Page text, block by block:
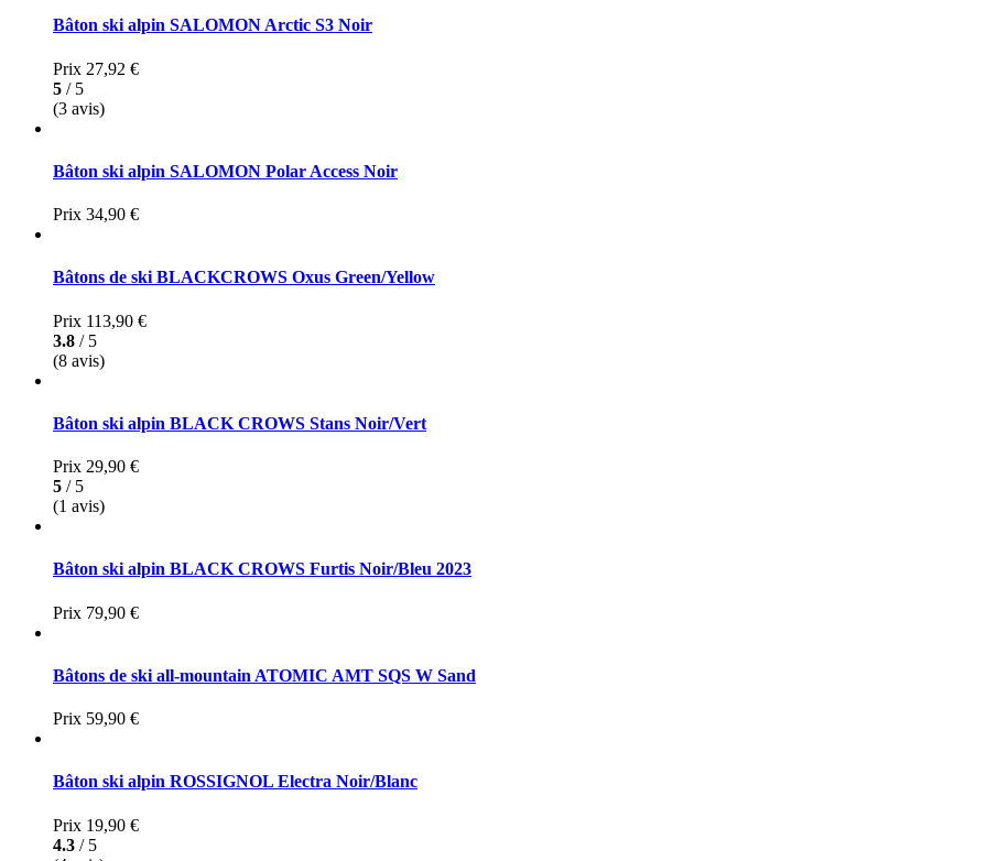
Bâton ski alpin SALOMON Arctic S3 Noir
Prix 27,92 €
5 / 5
(3 avis)
Bâton ski alpin SALOMON Polar Access Noir
Prix 34,90 €
Bâtons de ski BLACKCROWS Oxus Green/Yellow
Prix 113,90 €
3.8 / 5
(8 avis)
Bâton ski alpin BLACK CROWS Stans Noir/Vert
Prix 29,90 €
5 / 5
(1 avis)
Bâton ski alpin BLACK CROWS Furtis Noir/Bleu 2023
Prix 79,90 €
Bâtons de ski all-mountain ATOMIC AMT SQS W Sand
Prix 59,90 €
Bâton ski alpin ROSSIGNOL Electra Noir/Blanc
Prix 19,90 €
4.3 / 5